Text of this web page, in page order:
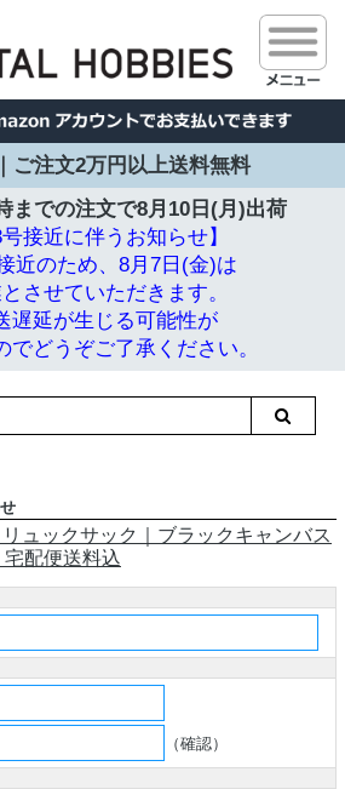
ご注文2万円以上送料無料
までの注文で8月10日(月)出荷
号接近に伴うお知らせ】
近のため、8月7日(金)は
させていただきます。
遅延が生じる可能性が
でどうぞご了承ください。
ュックサック｜ブラックキャンバス
配便送料込
（確認）